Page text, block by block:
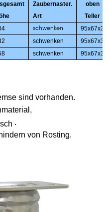
Zaubernaster.
Art
oben
Teller
schwenken
95x67x3
schwenken
95x67x3
schwenken 95x67x3
sind vorhanden.
.
von Rosting.